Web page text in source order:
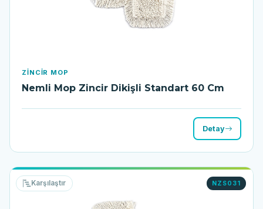
ZINCIR MOP
Nemli Mop Zincir Dikişli Standart 60 Cm
Detay
NZS031
Karşılaştır